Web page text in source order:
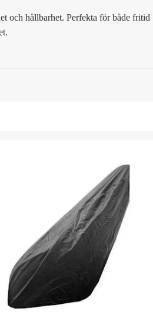
och hållbarhet. Perfekta för både fritid